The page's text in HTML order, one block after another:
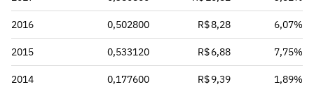
2016 0,502800 R$ 8,28 6,07%
2015 0,533120 R$ 6,88 7,75%
2014 0,177600 R$ 9,39 1,89%